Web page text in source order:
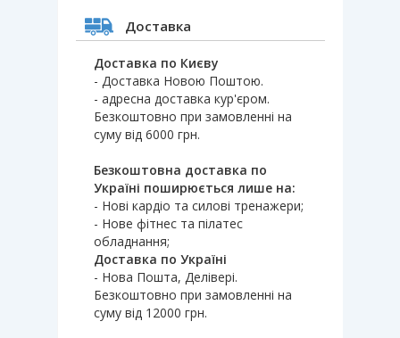
Доставка
Доставка по Києву
- Доставка Новою Поштою.
- адресна доставка кур'єром.
Безкоштовно при замовленні на
суму від 6000 грн.
Безкоштовна доставка по
Україні поширюється лише на:
- Нові кардіо та силові тренажери;
- Нове фітнес та пілатес
обладнання;
Доставка по Україні
- Нова Пошта, Делівері.
Безкоштовно при замовленні на
суму від 12000 грн.